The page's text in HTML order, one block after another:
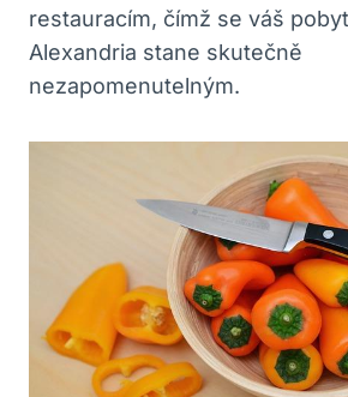
restauracím, čímž se váš
Alexandria stane skutečně
nezapomenutelným.